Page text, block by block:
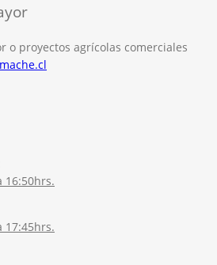
o proyectos agrícolas comerciales
16:50hrs.
17:45hrs.